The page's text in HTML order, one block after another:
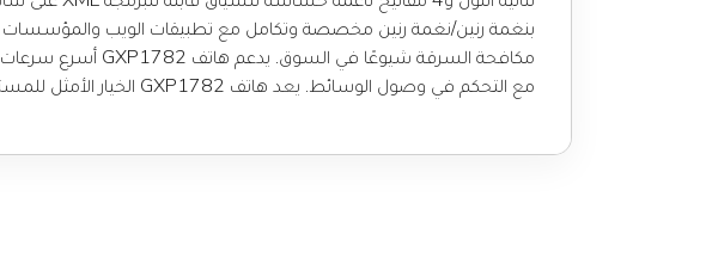
مع التحكم في وصول الوسائط. يعد هاتف GXP1782 الخيار الأمثل للمستخدمين الذين يبحثون عن هاتف IP مميز يوفر أداءً وتصميمًا عاليين بسعر مناسب.